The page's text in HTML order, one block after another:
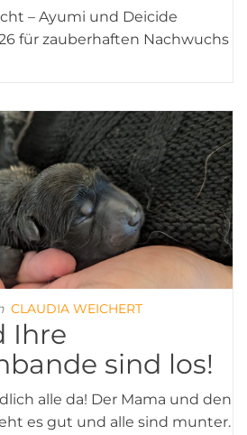
– Ayumi und Deicide
für zauberhaften Nachwuchs
CLAUDIA WEICHERT
Ihre
sind los!
alle da! Der Mama und den
es gut und alle sind munter.